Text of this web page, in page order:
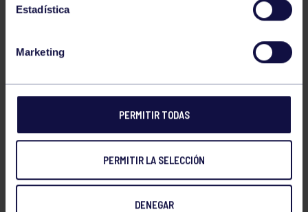
Estadística
Marketing
PERMITIR TODAS
PERMITIR LA SELECCIÓN
DENEGAR
Desde el primer set, nuestras chicas demostraron
concentración, garra y una gran compenetración en la
pista, logrando dominar el encuentro y llevarse la
victoria con autoridad.
Este resultado refleja el esfuerzo y compromiso del
equipo, que sigue sumando y creciendo jornada tras
jornada.
Enhorabuena a todas por esta magnífica actuación.
¡Seguimos adelante con fuerza y entusiasmo!